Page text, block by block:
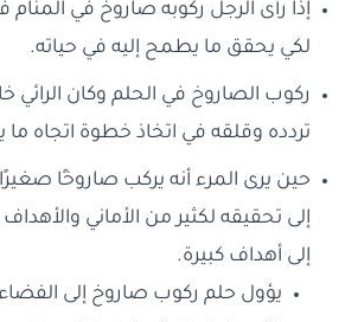
إذا رأى الرجل ركوبه صاروخ في
لكي يحقق ما يطمح إليه في حياته.
ركوب الصاروخ في الحلم وكان الرائي
تردده وقلقه في اتخاذ خطوة اتجاه ما
حين يرى المرء أنه يركب صاروخًا
إلى تحقيقه لكثير من الأماني
إلى أهداف كبيرة.
يؤول حلم ركوب صاروخ إلى الفضاء